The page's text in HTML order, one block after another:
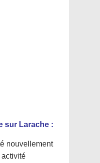
sur Larache :
nouvellement